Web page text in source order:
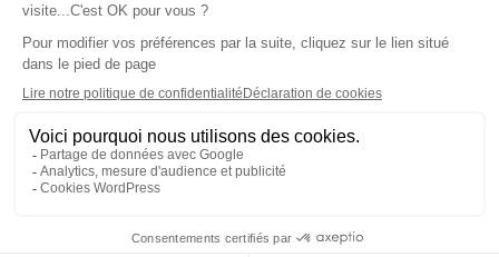
Téléchargez l'application
Les cookies
Gestion des cookies
Crédit photos : ©Sud Radio / Pierre Olivier